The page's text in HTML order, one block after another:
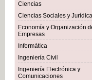
Ciencias
Ciencias Sociales y
Economía y Organización
Empresas
Informática
Ingeniería Civil
Ingeniería Electrónica y
Comunicaciones